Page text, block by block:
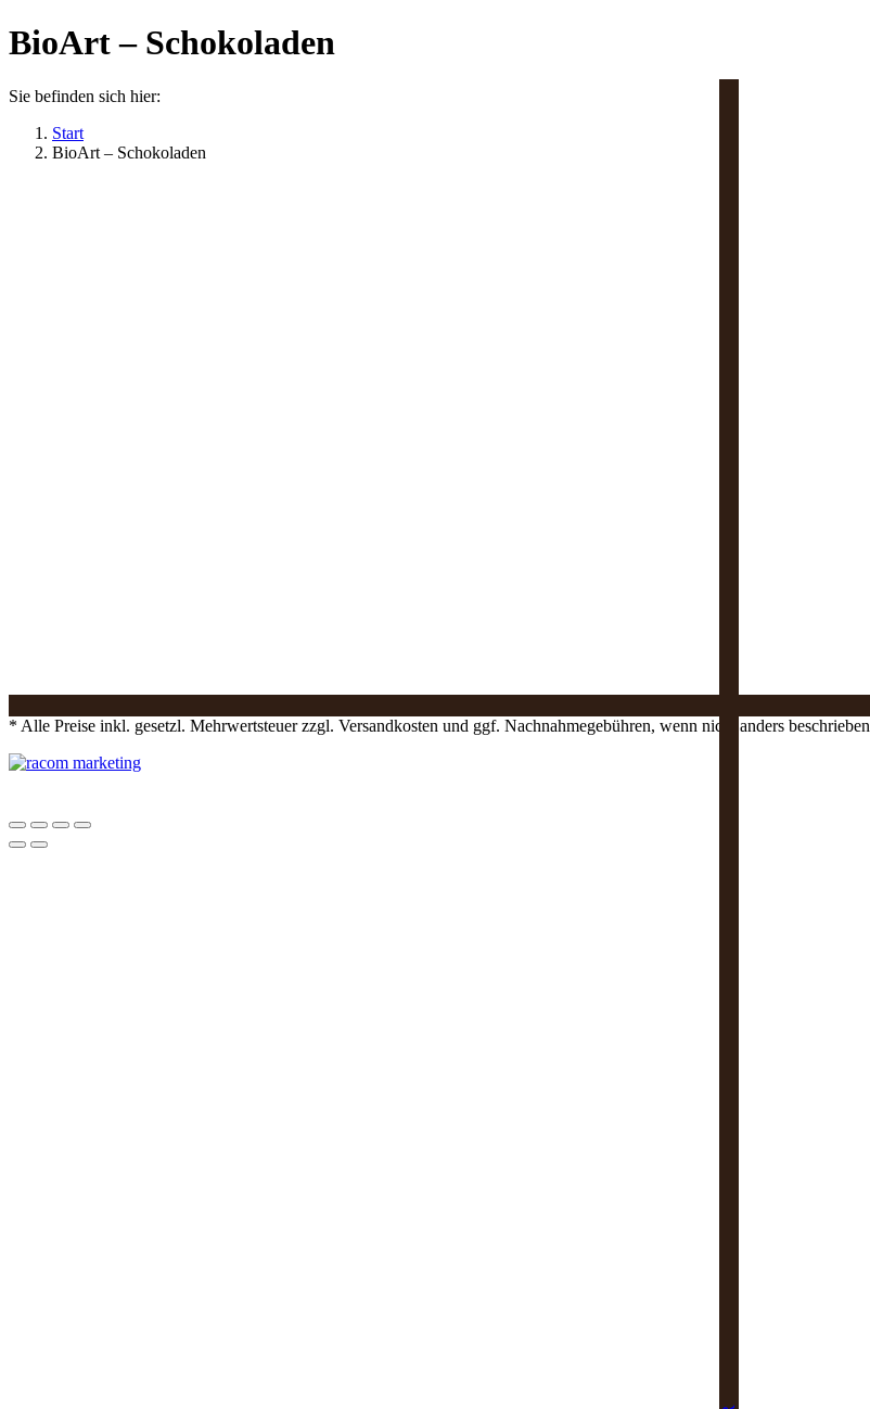
BioArt – Schokoladen
Sie befinden sich hier:
Start
BioArt – Schokoladen
* Alle Preise inkl. gesetzl. Mehrwertsteuer zzgl. Versandkosten und ggf. Nachnahmegebühren, wenn nicht anders beschrieben